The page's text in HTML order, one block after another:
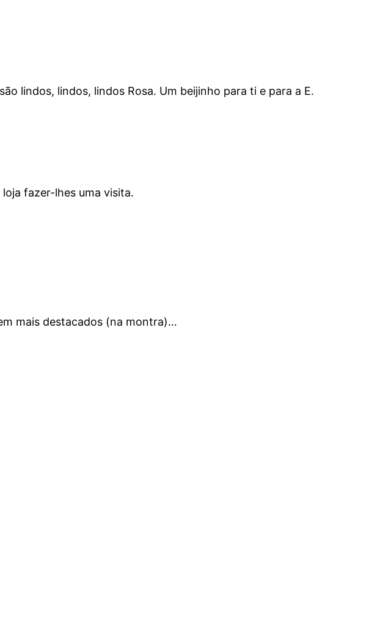
lindos, lindos, lindos Rosa. Um beijinho para ti e para a E.
fazer-lhes uma visita.
mais destacados (na montra)…